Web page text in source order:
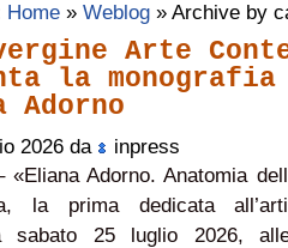
Home » Weblog » Archive by
Arte
la
Adorno
2026 da
inpress
«Eliana Adorno. Anatomia
la prima dedicata
sabato 25 luglio 2026,